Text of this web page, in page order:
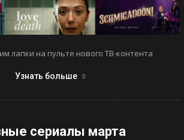
лапки на пульте нового ТВ-контента
Узнать больше
сериалы марта